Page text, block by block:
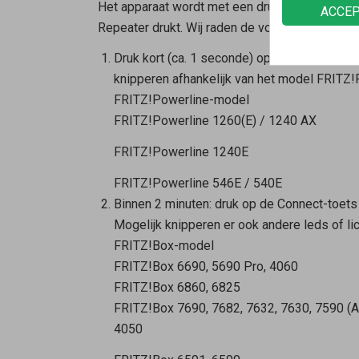
Het apparaat wordt met een druk op de knop
Repeaterdrukt. Wij raden de volgende
Druk kort (ca. 1 seconde) op de Connect-
knipperen afhankelijk van het model
FRITZ!Powerline-model
FRITZ!Powerline 1260(E) / 1240 AX
FRITZ!Powerline 1240E
FRITZ!Powerline 546E / 540E
Binnen 2 minuten: druk op de Connect-
Mogelijk knipperen er ook andere leds of
FRITZ!Box-model
FRITZ!Box 6690, 5690 Pro, 4060
FRITZ!Box 6860, 6825
FRITZ!Box 7690, 7682, 7632, 7630, 7590
4050